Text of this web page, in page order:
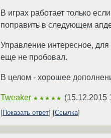
В играх работает только
поправить в следующем
Управление интересное,
еще не пробовал.
В целом - хорошее
Tweaker ★★★★★ (15.12.2015
Показать ответ Ссылка